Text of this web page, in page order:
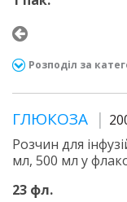
Розподіл за
ГЛЮКОЗА
Розчин для
мл, 500 мл у
23 фл.